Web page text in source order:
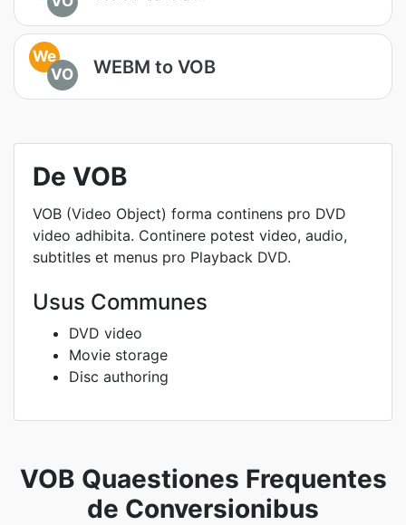
We
VO
WEBM to VOB
De VOB
VOB (Video Object) forma continens pro DVD
video adhibita. Continere potest video, audio,
subtitles et menus pro Playback DVD.
Usus Communes
DVD video
Movie storage
Disc authoring
VOB Quaestiones Frequentes
de Conversionibus